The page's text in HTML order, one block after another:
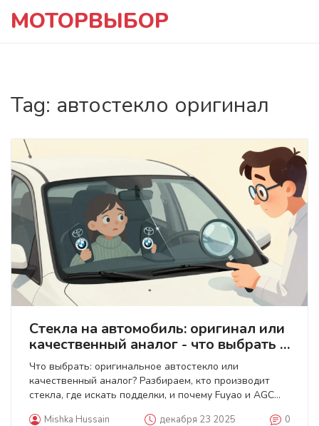
МОТОРВЫБОР
Tag: автостекло оригинал
Стекла на автомобиль: оригинал или
качественный аналог - что выбрать и
почему
Что выбрать: оригинальное автостекло или
качественный аналог? Разбираем, кто производит
стекла, где искать подделки, и почему Fuyao и AGC
Mishka Hussain декабря 23 2025 0